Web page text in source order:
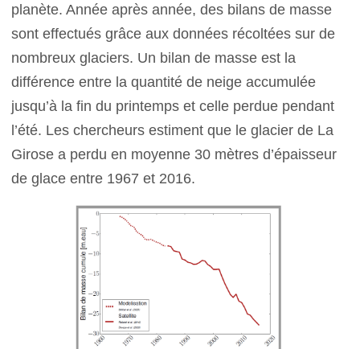
planète. Année après année, des bilans de masse
sont effectués grâce aux données récoltées sur de
nombreux glaciers. Un bilan de masse est la
différence entre la quantité de neige accumulée
jusqu’à la fin du printemps et celle perdue pendant
l’été. Les chercheurs estiment que le glacier de La
Girose a perdu en moyenne 30 mètres d’épaisseur
de glace entre 1967 et 2016.